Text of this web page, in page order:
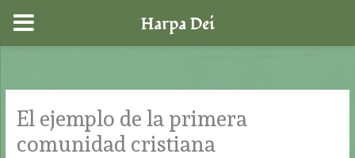
contenido
El ejemplo de la primera
comunidad cristiana
Harpa Dei